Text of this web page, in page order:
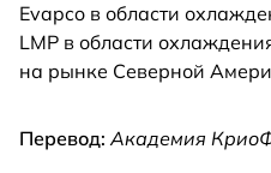
Evapco в области
LMP в области
на рынке Северной
Перевод:Академия